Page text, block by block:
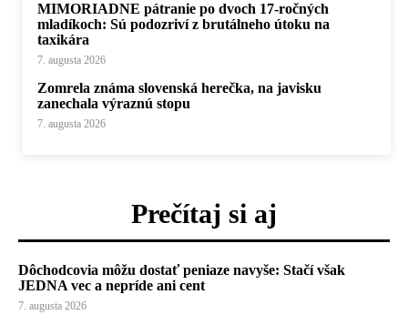
MIMORIADNE pátranie po dvoch 17-ročných
mladíkoch: Sú podozriví z brutálneho útoku na
taxikára
7. augusta 2026
Zomrela známa slovenská herečka, na javisku
zanechala výraznú stopu
7. augusta 2026
Prečítaj si aj
Dôchodcovia môžu dostať peniaze navyše: Stačí však
JEDNA vec a nepríde ani cent
7. augusta 2026